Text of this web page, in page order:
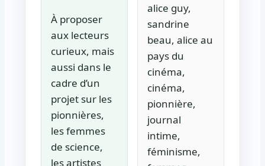
À proposer
aux lecteurs
curieux, mais
aussi dans le
cadre d’un
projet sur les
pionnières,
les femmes
de science,
les artistes
alice guy,
sandrine
beau, alice au
pays du
cinéma,
cinéma,
pionnière,
journal
intime,
féminisme,